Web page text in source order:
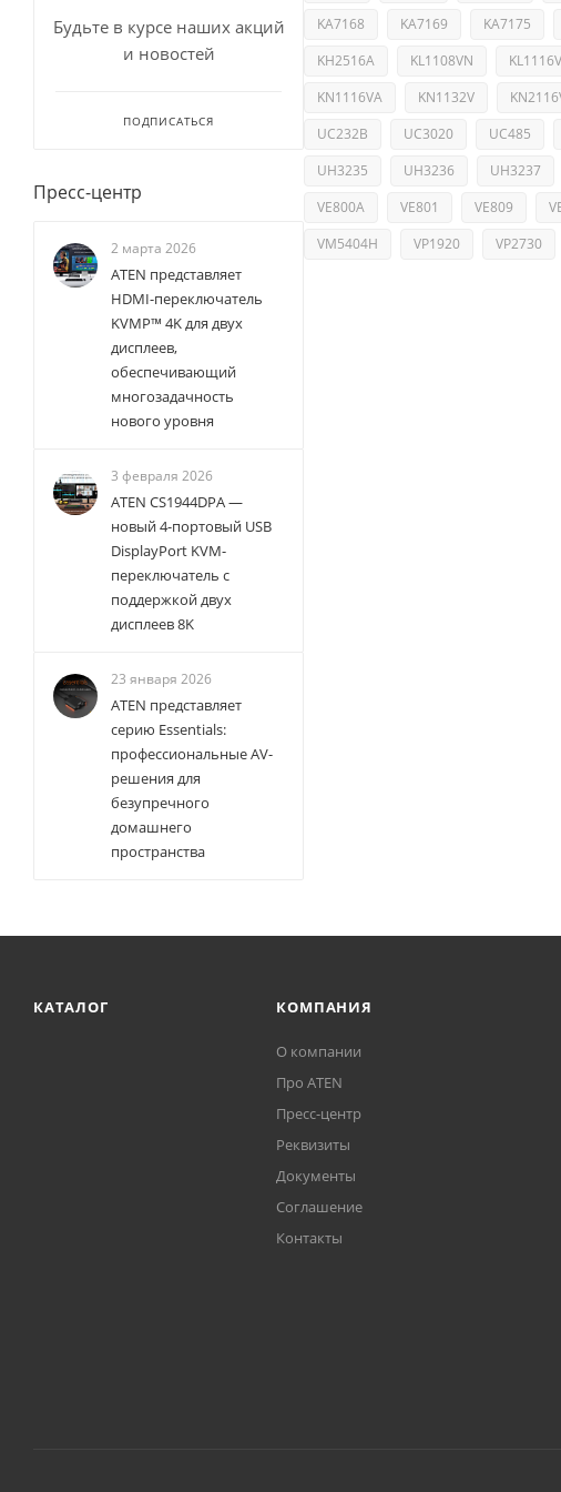
KA7168
KA7169 KA7175
KH2516A
KL1108VN
KN1116VA
KN1132V
UC232B
UC3020 UC485
UH3235
UH3236 UH3237
VE800A
VE801 VE809
VM5404H
VP1920 VP2730
Будьте в курсе наших акций
и новостей
ПОДПИСАТЬСЯ
Пресс-центр
2 марта 2026
ATEN представляет
HDMI-переключатель
KVMP™ 4K для двух
дисплеев,
обеспечивающий
многозадачность
нового уровня
3 февраля 2026
ATEN CS1944DPA —
новый 4-портовый USB
DisplayPort KVM-
переключатель с
поддержкой двух
дисплеев 8K
23 января 2026
ATEN представляет
серию Essentials:
профессиональные AV-
решения для
безупречного
домашнего
пространства
КАТАЛОГ КОМПАНИЯ
О компании
Про ATEN
Пресс-центр
Реквизиты
Документы
Соглашение
Контакты